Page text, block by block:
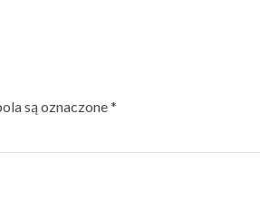
są oznaczone*